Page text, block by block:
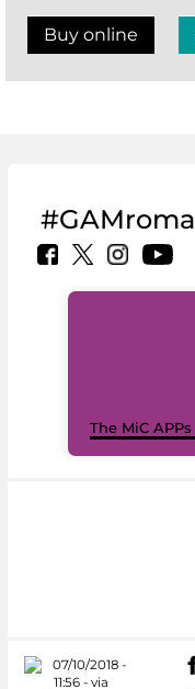
Buy online
#GAMroma
The MiC APPs